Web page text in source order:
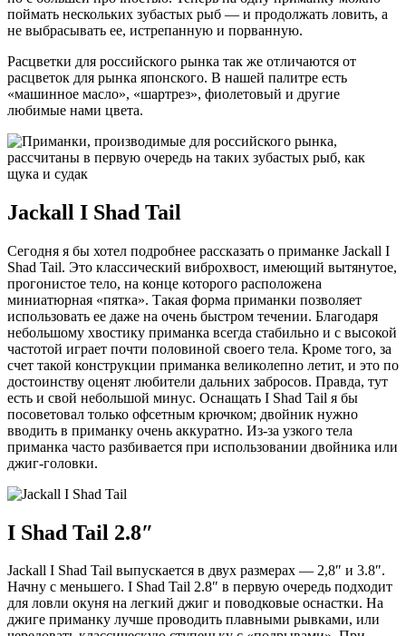
поймать нескольких зубастых рыб — и продолжать ловить, а
не выбрасывать ее, истрепанную и порванную.
Расцветки для российского рынка так же отличаются от
расцветок для рынка японского. В нашей палитре есть
«машинное масло», «шартрез», фиолетовый и другие
любимые нами цвета.
Jackall I Shad Tail
Сегодня я бы хотел подробнее рассказать о приманке Jackall I
Shad Tail. Это классический виброхвост, имеющий вытянутое,
прогонистое тело, на конце которого расположена
миниатюрная «пятка». Такая форма приманки позволяет
использовать ее даже на очень быстром течении. Благодаря
небольшому хвостику приманка всегда стабильно и с высокой
частотой играет почти половиной своего тела. Кроме того, за
счет такой конструкции приманка великолепно летит, и это по
достоинству оценят любители дальних забросов. Правда, тут
есть и свой небольшой минус. Оснащать I Shad Tail я бы
посоветовал только офсетным крючком; двойник нужно
вводить в приманку очень аккуратно. Из-за узкого тела
приманка часто разбивается при использовании двойника или
джиг-головки.
I Shad Tail 2.8″
Jackall I Shad Tail выпускается в двух размерах — 2,8″ и 3.8″.
Начну с меньшего. I Shad Tail 2.8″ в первую очередь подходит
для ловли окуня на легкий джиг и поводковые оснастки. На
джиге приманку лучше проводить плавными рывками, или